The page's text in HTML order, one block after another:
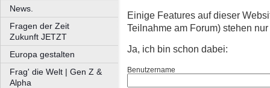
News.
Fragen der Zeit
Zukunft JETZT
Europa gestalten
Frag' die Welt | Gen Z &
Alpha
Einige Features auf dieser
Teilnahme am Forum) stehen
Ja, ich bin schon dabei:
Benutzername